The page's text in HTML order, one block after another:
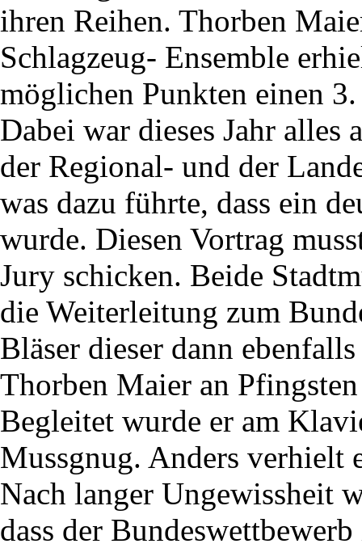
ihren Reihen. Thorben
Schlagzeug- Ensemble
möglichen Punkten einen
Dabei war dieses Jahr alles
der Regional- und der
was dazu führte, dass ein
wurde. Diesen Vortrag
Jury schicken. Beide
die Weiterleitung zum
Bläser dieser dann
Thorben Maier an
Begleitet wurde er am
Mussgnug. Anders verhielt
Nach langer Ungewissheit
dass der